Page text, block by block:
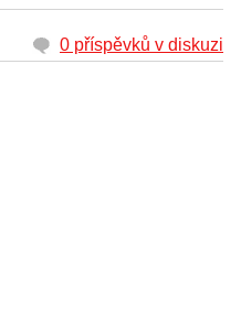
0 příspěvků v diskuzi